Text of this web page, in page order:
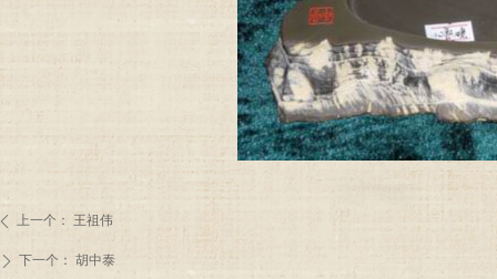
上一个： 王祖伟
ꄲ 下一个： 胡中泰